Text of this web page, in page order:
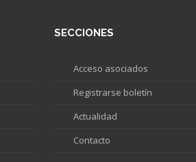
SECCIONES
Acceso asociados
Registrarse boletín
Actualidad
Contacto